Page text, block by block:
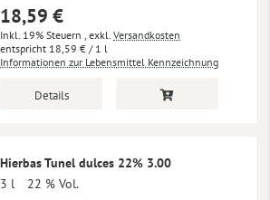
18,59 €
Inkl. 19% Steuern , exkl. Versandkosten
18,59 € / 1 l
Informationen zur Lebensmittel Kennzeichnung
Details
Hierbas Tunel dulces 22% 3.00
3 l
22 % Vol.